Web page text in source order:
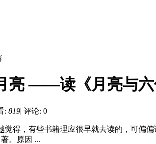
亮 ——读《月亮与六
: 819| 评论: 0
觉得，有些书籍理应很早就去读的，可偏
。原因 ...